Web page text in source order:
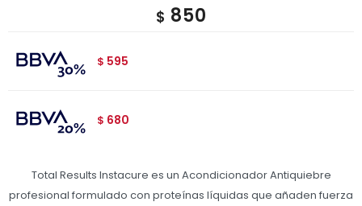
$ 850
$ 595
$ 680
Total Results Instacure es un Acondicionador Antiquiebre
profesional formulado con proteínas líquidas que añaden fuerza